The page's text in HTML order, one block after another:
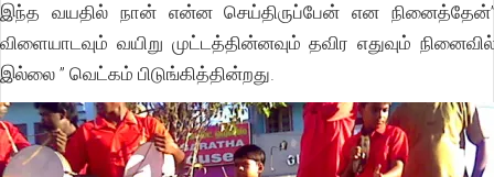
இந்த வயதில் நான் என்ன செய்திருப்பேன் என
விளையாடவும் வயிறு முட்டத்தின்னவும் தவிர எதுவும்
இல்லை ” வெட்கம் பிடுங்கித்தின்றது.